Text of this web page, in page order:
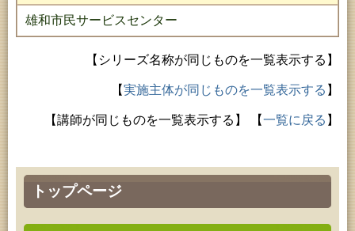
トップページ
雄和市民サービスセンター
【シリーズ名称が同じものを一覧表示する】
【実施主体が同じものを一覧表示する 】
【講師が同じものを一覧表示する】 【一覧に戻る 】